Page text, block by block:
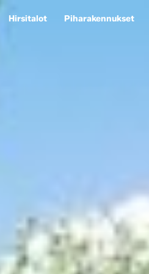
Hirsitalot Piharakennukset